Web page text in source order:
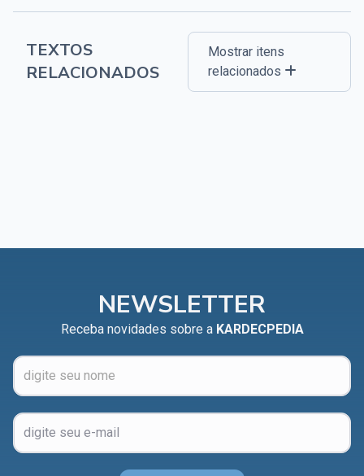
TEXTOS
RELACIONADOS
Mostrar itens
relacionados
NEWSLETTER
Receba novidades sobre a KARDECPEDIA